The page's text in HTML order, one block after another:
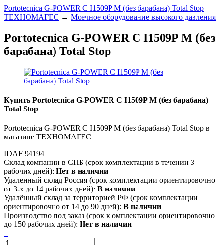
Portotecnica G-POWER C I1509P M (без барабана) Total Stop
ТЕХНОМАГЕС → Моечное оборудование высокого давления
Portotecnica G-POWER C I1509P M (без
барабана) Total Stop
Купить Portotecnica G-POWER C I1509P M (без барабана)
Total Stop
Portotecnica G-POWER C I1509P M (без барабана) Total Stop в
магазине ТЕХНОМАГЕС
IDAF 94194
Склад компании в СПБ (срок комплектации в течении 3
рабочих дней): Нет в наличии
Удаленный склад Россия (срок комплектации ориентировочно
от 3-х до 14 рабочих дней): В наличии
Удалённый склад за территорией РФ (срок комплектации
ориентировочно от 14 до 90 дней): В наличии
Производство под заказ (срок к омплектации ориентировочно
до 150 рабочих дней): Нет в наличии
−